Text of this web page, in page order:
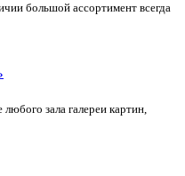
большой ассортимент всегда
зала галереи картин,